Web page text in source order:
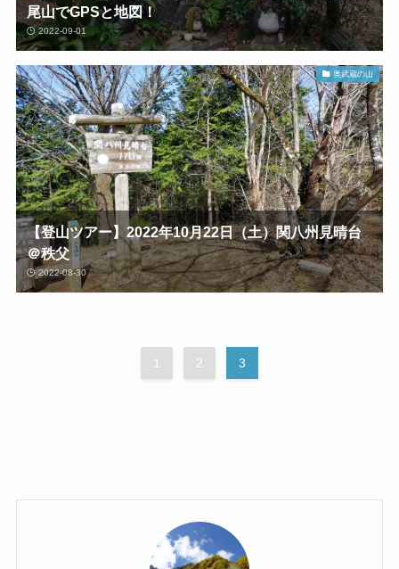
尾山でGPSと地図！
2022-09-01
奥武蔵の山
【登山ツアー】2022年10月22日（土）関八州見晴台
＠秩父
2022-08-30
1 2 3